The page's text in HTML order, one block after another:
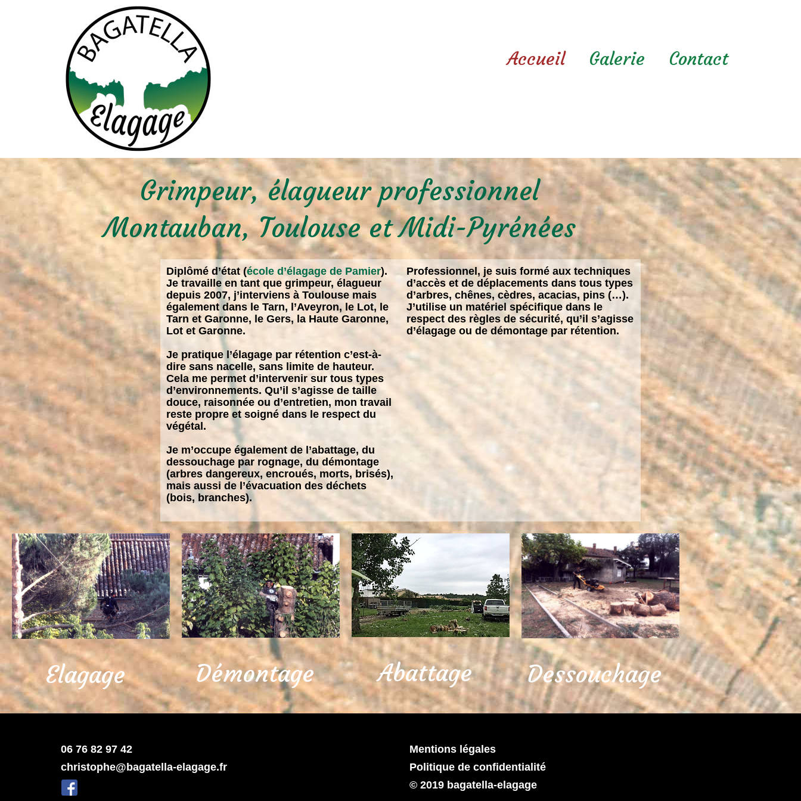
Accueil Galerie Contact
Grimpeur, élagueur professionnel
Montauban, Toulouse et Midi-Pyrénées
Diplômé d’état (école d’élagage de Pamier).
Je travaille en tant que grimpeur, élagueur
depuis 2007, j’interviens à Toulouse mais
également dans le Tarn, l’Aveyron, le Lot, le
Tarn et Garonne, le Gers, la Haute Garonne,
Lot et Garonne.
Je pratique l’élagage par rétention c’est-à-
dire sans nacelle, sans limite de hauteur.
Cela me permet d’intervenir sur tous types
d’environnements. Qu’il s’agisse de taille
douce, raisonnée ou d’entretien, mon travail
reste propre et soigné dans le respect du
végétal.
Je m’occupe également de l’abattage, du
dessouchage par rognage, du démontage
(arbres dangereux, encroués, morts, brisés),
mais aussi de l’évacuation des déchets
(bois, branches).
Professionnel, je suis formé aux techniques
d’accès et de déplacements dans tous types
d’arbres, chênes, cèdres, acacias, pins (…).
J’utilise un matériel spécifique dans le
respect des règles de sécurité, qu’il s’agisse
d’élagage ou de démontage par rétention.
Elagage Démontage Abattage Dessouchage
06 76 82 97 42
christophe@bagatella-elagage.fr
Mentions légales
Politique de confidentialité
© 2019 bagatella-elagage